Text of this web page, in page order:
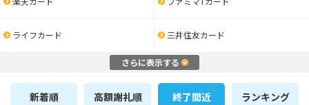
ライフカード 三井住友カード
さらに表示する
新着順 高額謝礼順 終了間近 ランキング